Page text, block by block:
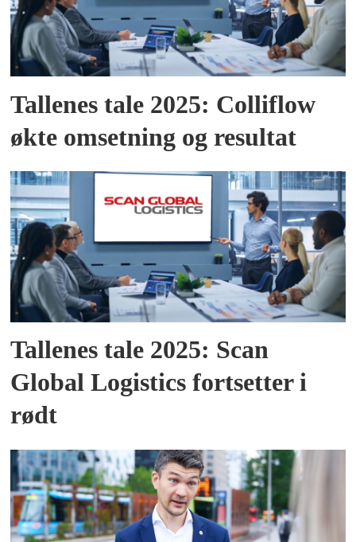
Tallenes tale 2025: Colliflow
økte omsetning og resultat
Tallenes tale 2025: Scan
Global Logistics fortsetter i
rødt